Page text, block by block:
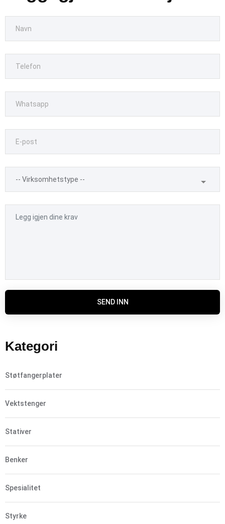
SEND INN
Kategori
Støtfangerplater
Vektstenger
Stativer
Benker
Spesialitet
Styrke